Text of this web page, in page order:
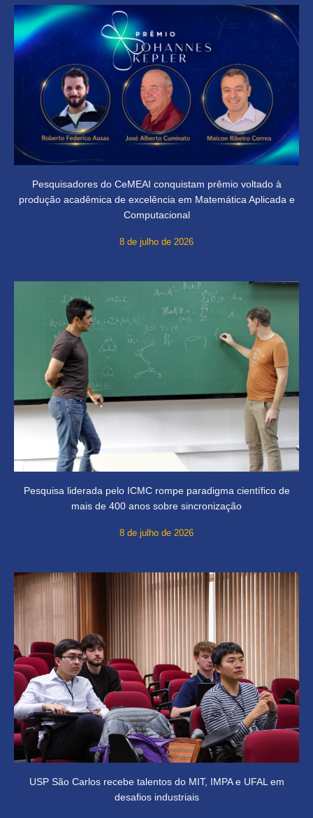
Pesquisadores do CeMEAI conquistam prêmio voltado à
produção acadêmica de excelência em Matemática Aplicada e
Computacional
8 de julho de 2026
Pesquisa liderada pelo ICMC rompe paradigma científico de
mais de 400 anos sobre sincronização
8 de julho de 2026
USP São Carlos recebe talentos do MIT, IMPA e UFAL em
desafios industriais